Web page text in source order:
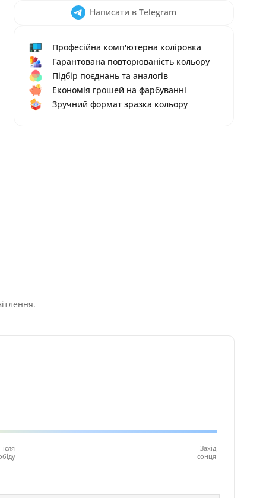
Написати в Telegram
Професійна комп'ютерна коліровка
Гарантована повторюваність кольору
Підбір поєднань та аналогів
Економія грошей на фарбуванні
Зручний формат зразка кольору
Захід
сонця